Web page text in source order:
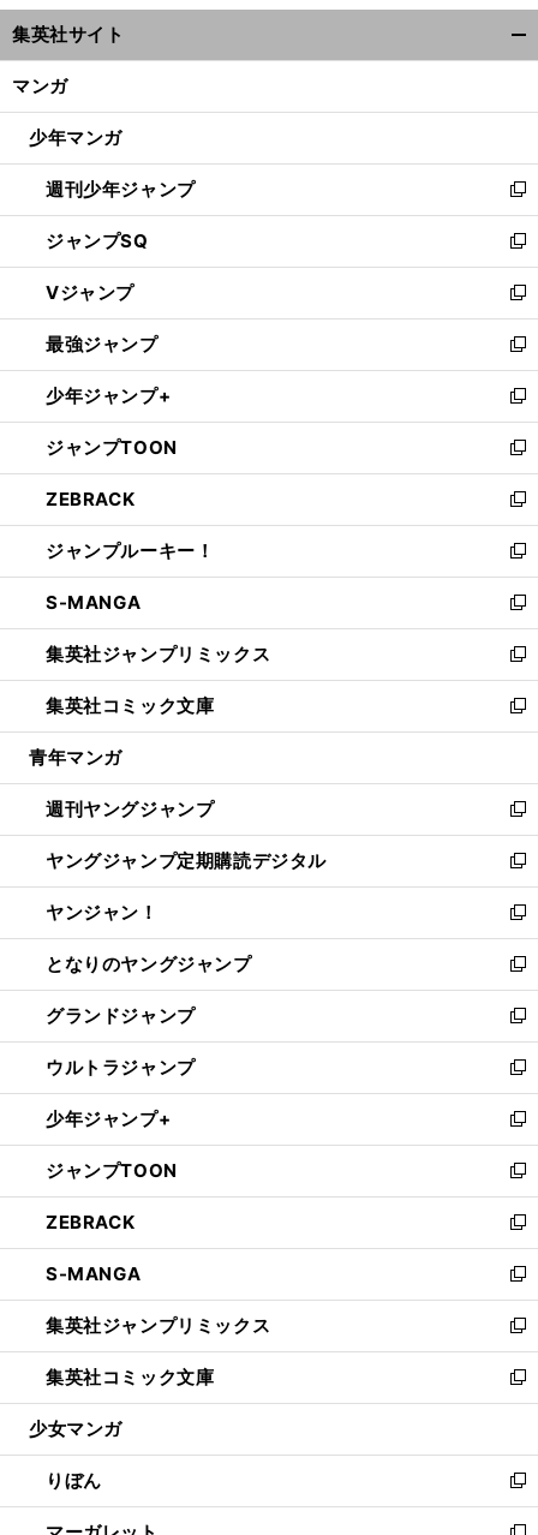
【
カ
】
女
・
」
ウ
ィ
ン
ウ
開
く
集英社サイト
マンガ
少年マンガ
週刊少年ジャンプ
新
し
い
ウ
ィ
ン
ド
ウ
で
開
く
ジャンプSQ
新
し
い
ウ
ィ
ン
ド
ウ
で
開
く
Vジャンプ
新
し
い
ウ
ィ
ン
ド
ウ
で
開
く
最強ジャンプ
新
し
い
ウ
ィ
ン
ド
ウ
で
開
く
少年ジャンプ+
新
し
い
ウ
ィ
ン
ド
ウ
で
開
く
ジャンプTOON
新
し
い
ウ
ィ
ン
ド
ウ
で
開
く
ZEBRACK
新
し
い
ウ
ィ
ン
ド
ウ
で
開
ジャンプルーキー！
新
し
い
ウ
ィ
ン
ド
ウ
開
く
S-MANGA
新
し
い
ウ
ィ
ン
ウ
で
開
く
集英社ジャンプリミックス
新
し
い
ウ
ン
ド
ウ
で
開
く
集英社コミック文庫
新
し
ウ
ィ
ン
ド
ウ
で
開
く
青年マンガ
週刊ヤングジャンプ
新
し
い
ウ
ィ
ン
ド
ウ
で
開
く
ヤングジャンプ定期購読デジタル
新
し
い
ウ
ィ
ン
ド
ウ
で
開
く
ヤンジャン！
新
し
い
ウ
ィ
ン
ド
ウ
で
開
く
となりのヤングジャンプ
新
し
い
ウ
ィ
ン
ド
ウ
で
開
く
グランドジャンプ
新
し
い
ウ
ィ
ン
ド
ウ
で
開
く
ウルトラジャンプ
新
し
い
ウ
ィ
ン
ド
ウ
で
開
く
少年ジャンプ+
新
し
い
ウ
ィ
ン
ド
ウ
で
開
く
ジャンプTOON
新
し
い
ウ
ィ
ン
ド
ウ
で
開
ZEBRACK
新
し
い
ウ
ィ
ン
ド
ウ
開
く
S-MANGA
新
し
い
ウ
ィ
ン
ウ
で
開
集英社ジャンプリミックス
新
し
い
ウ
ン
ド
ウ
集英社コミック文庫
新
し
ウ
ィ
ン
少女マンガ
りぼん
新
し